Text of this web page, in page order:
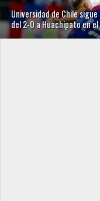
Universidad de Chile
del 2-0 a Huachipato en